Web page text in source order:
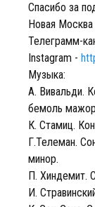
Спасибо за
Новая Москва
Телеграмм-
Instagram -
Музыка:
А. Вивальди.
бемоль
К. Стамиц.
Г.Телеман.
минор.
П. Хиндемит.
И.